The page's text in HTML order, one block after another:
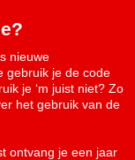
nieuwe
gebruik je de code
je ‘m juist niet? Zo
het gebruik van de
ontvang je een jaar